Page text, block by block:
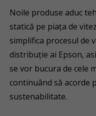
Noile produse aduc
statică pe piața de
simplifica procesul de
distribuție ai Epson,
se vor bucura de cele
continuând să acorde
sustenabilitate.